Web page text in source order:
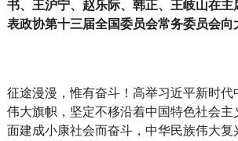
书、王沪宁、赵乐际、韩正、王岐山在主
表政协第十三届全国委员会常务委员会向
征途漫漫，惟有奋斗！高举习近平新时代
伟大旗帜，坚定不移沿着中国特色社会主
面建成小康社会而奋斗，中华民族伟大复